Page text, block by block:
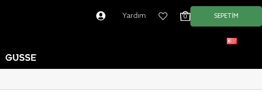
SEPETIM
0
Yardım